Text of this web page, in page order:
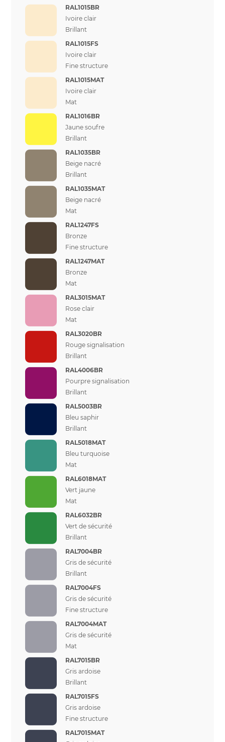
RAL1015BR
Ivoire clair
Brillant
RAL1015FS
Ivoire clair
Fine structure
RAL1015MAT
Ivoire clair
Mat
RAL1016BR
Jaune soufre
Brillant
RAL1035BR
Beige nacré
Brillant
RAL1035MAT
Beige nacré
Mat
RAL1247FS
Bronze
Fine structure
RAL1247MAT
Bronze
Mat
RAL3015MAT
Rose clair
Mat
RAL3020BR
Rouge signalisation
Brillant
RAL4006BR
Pourpre signalisation
Brillant
RAL5003BR
Bleu saphir
Brillant
RAL5018MAT
Bleu turquoise
Mat
RAL6018MAT
Vert jaune
Mat
RAL6032BR
Vert de sécurité
Brillant
RAL7004BR
Gris de sécurité
Brillant
RAL7004FS
Gris de sécurité
Fine structure
RAL7004MAT
Gris de sécurité
Mat
RAL7015BR
Gris ardoise
Brillant
RAL7015FS
Gris ardoise
Fine structure
RAL7015MAT